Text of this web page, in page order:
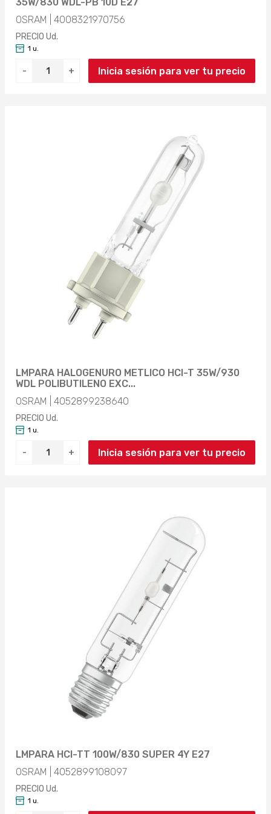
35W/830 WDL-PB 10D E27
OSRAM | 4008321970756
PRECIO Ud.
- +
1 u.
Inicia sesión para ver tu precio
LMPARA HALOGENURO METLICO HCI-T 35W/930
WDL POLIBUTILENO EXC...
OSRAM | 4052899238640
PRECIO Ud.
- +
1 u.
Inicia sesión para ver tu precio
LMPARA HCI-TT 100W/830 SUPER 4Y E27
OSRAM | 4052899108097
PRECIO Ud.
1 u.